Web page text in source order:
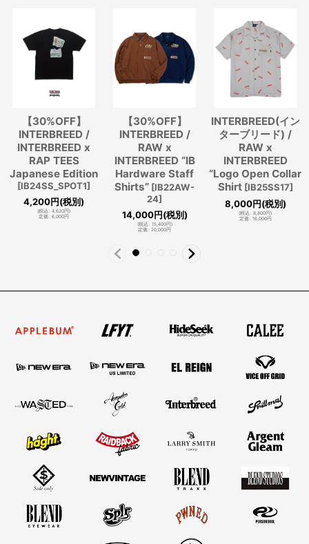
【30%OFF】
INTERBREED /
INTERBREED x
RAP TEES
Japanese Edition
[IB24SS_SPOT1]
4,200円(税別)
(税込: 4,620円)
定価: 6,000円
【30%OFF】
INTERBREED /
RAW x
INTERBREED “IB
Hardware Staff
Shirts” [IB22AW-
24]
14,000円(税別)
(税込: 15,400円)
定価: 20,000円
INTERBREED(イン
ターブリード) /
RAW x
INTERBREED
“Logo Open Collar
Shirt [IB25SS17]
8,000円(税別)
(税込: 8,800円)
定価: 16,000円